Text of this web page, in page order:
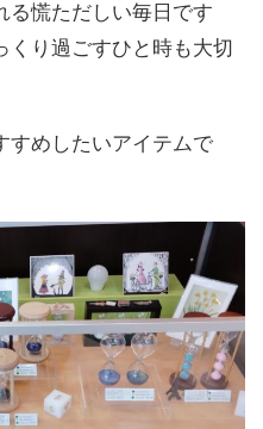
る慌ただしい毎日です
くり過ごすひと時も大切
すめしたいアイテムで